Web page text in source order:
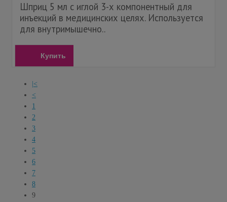
Шприц 5 мл с иглой 3-х компонентный для
инъекций в медицинских целях. Используется
для внутримышечно..
Купить
|<
<
1
2
3
4
5
6
7
8
9